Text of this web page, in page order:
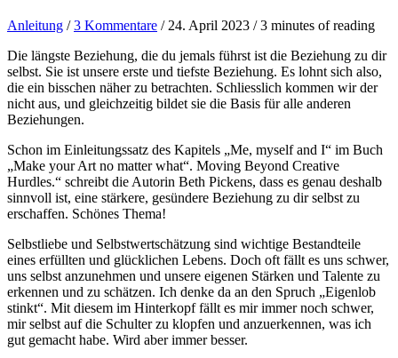
Anleitung /3 Kommentare / 24. April 2023 /3 minutes of reading
Die längste Beziehung, die du jemals führst ist die Beziehung zu dir
selbst. Sie ist unsere erste und tiefste Beziehung. Es lohnt sich also,
die ein bisschen näher zu betrachten. Schliesslich kommen wir der
nicht aus, und gleichzeitig bildet sie die Basis für alle anderen
Beziehungen.
Schon im Einleitungssatz des Kapitels „Me, myself and I“ im Buch
„Make your Art no matter what“. Moving Beyond Creative
Hurdles.“ schreibt die Autorin Beth Pickens, dass es genau deshalb
sinnvoll ist, eine stärkere, gesündere Beziehung zu dir selbst zu
erschaffen. Schönes Thema!
Selbstliebe und Selbstwertschätzung sind wichtige Bestandteile
eines erfüllten und glücklichen Lebens. Doch oft fällt es uns schwer,
uns selbst anzunehmen und unsere eigenen Stärken und Talente zu
erkennen und zu schätzen. Ich denke da an den Spruch „Eigenlob
stinkt“. Mit diesem im Hinterkopf fällt es mir immer noch schwer,
mir selbst auf die Schulter zu klopfen und anzuerkennen, was ich
gut gemacht habe. Wird aber immer besser.